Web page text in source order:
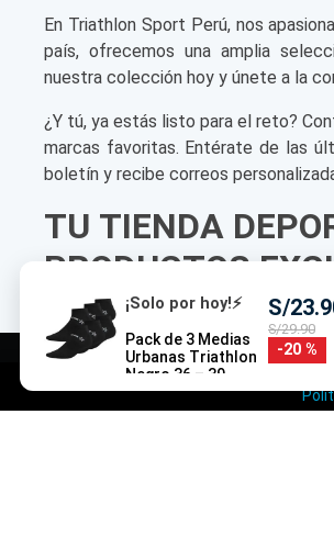
En Triathlon Sport Perú, nos
país, ofrecemos una amplia
nuestra colección hoy y únete a la
¿Y tú, ya estás listo para el reto?
marcas favoritas. Entérate de las
boletín y recibe correos
TU TIENDA
PRODUCTOS
¡Solo por hoy!⚡
Pack de 3 Medias
Urbanas Triathlon
Negro 36 – 39
S/23.
S/29.90
20 %